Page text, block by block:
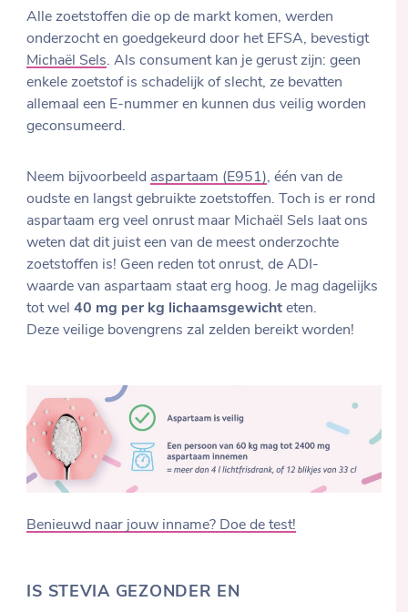
Alle zoetstoffen die op de markt komen, werden
onderzocht en goedgekeurd door het EFSA, bevestigt
Michaël Sels. Als consument kan je gerust zijn: geen
enkele zoetstof is schadelijk of slecht, ze bevatten
allemaal een E-nummer en kunnen dus veilig worden
geconsumeerd.
Neem bijvoorbeeld aspartaam (E951), één van de
oudste en langst gebruikte zoetstoffen. Toch is er rond
aspartaam erg veel onrust maar Michaël Sels laat ons
weten dat dit juist een van de meest onderzochte
zoetstoffen is! Geen reden tot onrust, de ADI-
waarde van aspartaam staat erg hoog. Je mag dagelijks
tot wel40 mg per kg lichaamsgewicht eten.
Deze veilige bovengrens zal zelden bereikt worden!
Benieuwd naar jouw inname? Doe de test!
IS STEVIA GEZONDER EN